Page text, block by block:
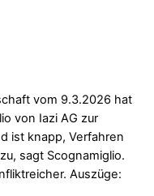
vom 9.3.2026 hat
von Iazi AG zur
ist knapp, Verfahren
sagt Scognamiglio.
Auszüge: